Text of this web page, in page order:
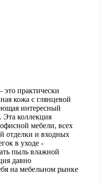
практически
кожа с глянцевой
интересный
коллекция
мебели, всех
отделки и входных
в уходе -
пыль влажной
давно
на мебельном рынке